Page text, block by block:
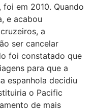
em 2010. Quando
e acabou
a
ser cancelar
foi constatado que
para que a
espanhola decidiu
o Pacific
de mais